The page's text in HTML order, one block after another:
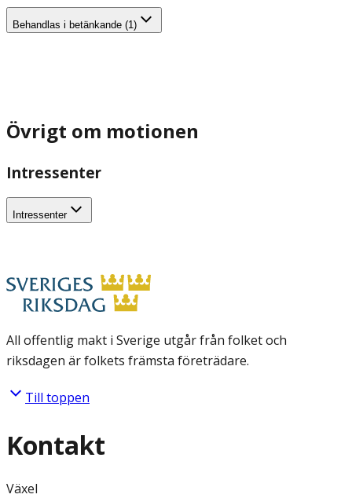
Behandlas i betänkande (1)
Övrigt om motionen
Intressenter
Intressenter
All offentlig makt i Sverige utgår från folket och
riksdagen är folkets främsta företrädare.
Till toppen
Kontakt
Växel